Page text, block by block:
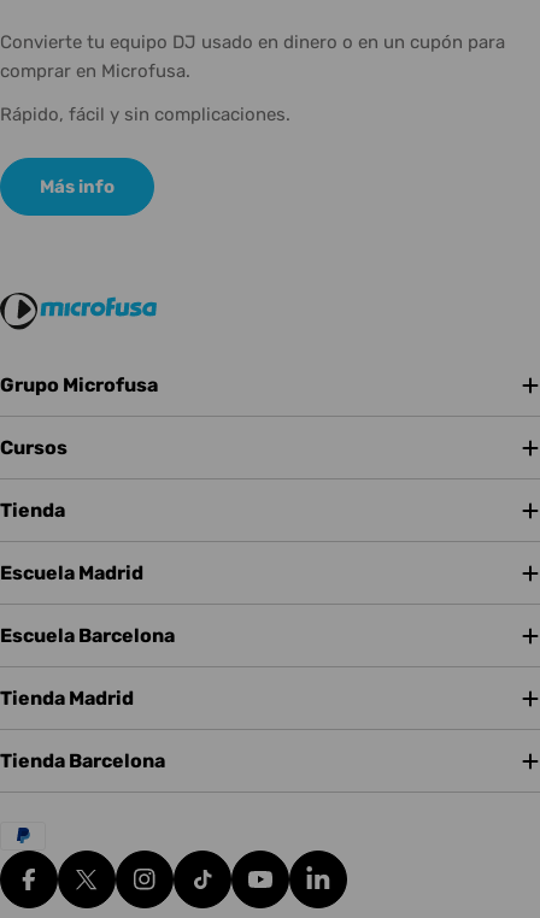
Convierte tu equipo DJ usado en dinero o en un cupón para
comprar en Microfusa.
Rápido, fácil y sin complicaciones.
Más info
Grupo Microfusa
Cursos
Tienda
Escuela Madrid
Escuela Barcelona
Tienda Madrid
Tienda Barcelona
Métodos
de
pagoFacebookX (Twitter)Instagram
tiktok YouTubeTranslation missing: